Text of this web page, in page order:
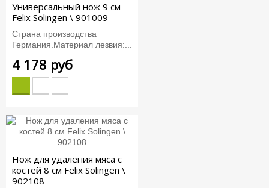
Универсальный нож 9 см
Felix Solingen \ 901009
Страна производства
Германия.Материал лезвия:...
4 178 руб
Нож для удаления мяса с
костей 8 см Felix Solingen \
902108